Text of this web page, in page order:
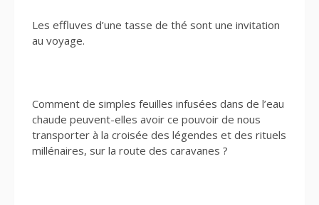
Les effluves d’une tasse de thé sont une invitation
au voyage.
Comment de simples feuilles infusées dans de l’eau
chaude peuvent-elles avoir ce pouvoir de nous
transporter à la croisée des légendes et des rituels
millénaires, sur la route des caravanes ?